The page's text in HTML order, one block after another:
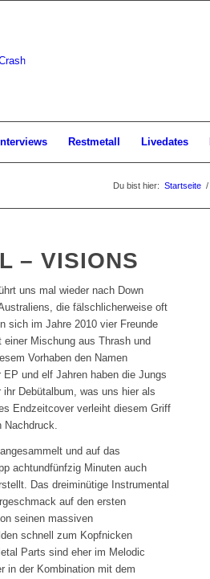
Interviews Restmetall Livedates
Du bist hier: Startseite /
– VISIONS
uns mal wieder nach Down
die fälschlicherweise oft
sich im Jahre 2010 vier Freunde
Mischung aus Thrash und
Vorhaben den Namen
und elf Jahren haben die Jungs
Debütalbum, was uns hier als
Endzeitcover verleiht diesem Griff
Nachdruck.
und auf das
achtundfünfzig Minuten auch
Das dreiminütige Instrumental
auf den ersten
seinen massiven
schnell zum Kopfnicken
Parts sind eher im Melodic
in der Kombination mit dem